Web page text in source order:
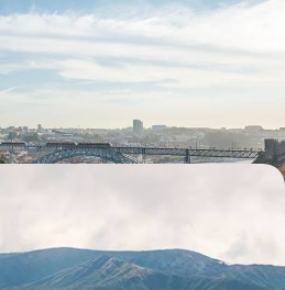
en discrétion
vieilles pierres classées,
île des Açores, entre volcans,